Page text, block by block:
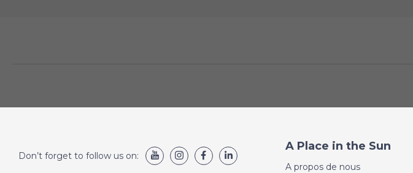
Don’t forget to follow us on:
A Place in the Sun
A propos de nous